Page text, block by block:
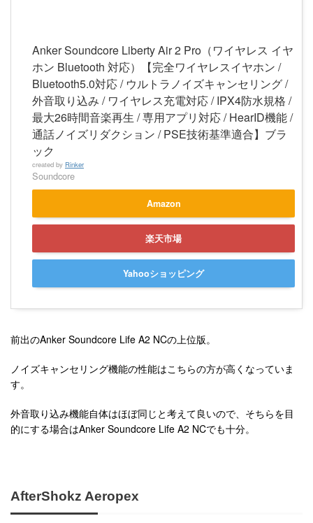
Anker Soundcore Liberty Air 2 Pro（ワイヤレス イヤ
ホン Bluetooth 対応）【完全ワイヤレスイヤホン /
Bluetooth5.0対応 / ウルトラノイズキャンセリング /
外音取り込み / ワイヤレス充電対応 / IPX4防水規格 /
最大26時間音楽再生 / 専用アプリ対応 / HearID機能 /
通話ノイズリダクション / PSE技術基準適合】ブラ
ック
created by Rinker
Soundcore
Amazon
楽天市場
Yahooショッピング
前出のAnker Soundcore Life A2 NCの上位版。
ノイズキャンセリング機能の性能はこちらの方が高くなっていま
す。
外音取り込み機能自体はほぼ同じと考えて良いので、そちらを目
的にする場合はAnker Soundcore Life A2 NCでも十分。
AfterShokz Aeropex